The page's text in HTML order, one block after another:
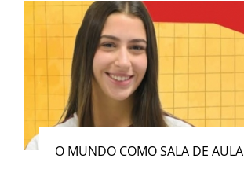
O MUNDO COMO SALA DE AULA